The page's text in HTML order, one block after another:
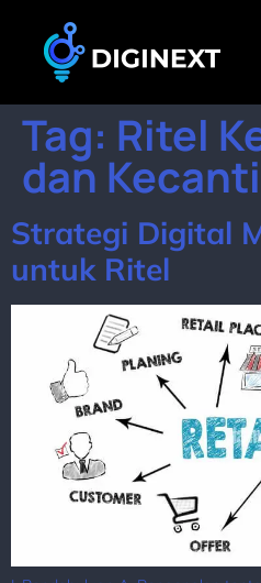
Tag: Ritel
dan
Strategi Digital
untuk Ritel